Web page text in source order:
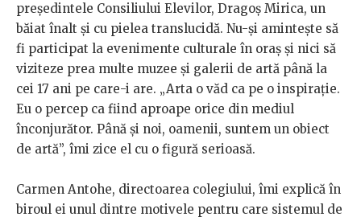
președintele Consiliului Elevilor, Dragoș Mirica, un
băiat înalt și cu pielea translucidă. Nu-și amintește să
fi participat la evenimente culturale în oraș și nici să
viziteze prea multe muzee și galerii de artă până la
cei 17 ani pe care-i are. „Arta o văd ca pe o inspirație.
Eu o percep ca fiind aproape orice din mediul
înconjurător. Până și noi, oamenii, suntem un obiect
de artă”, îmi zice el cu o figură serioasă.
Carmen Antohe, directoarea colegiului, îmi explică în
biroul ei unul dintre motivele pentru care sistemul de